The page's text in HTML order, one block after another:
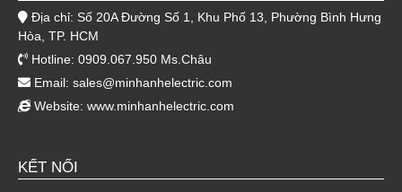
Địa chỉ: Số 20A Đường Số 1, Khu Phố 13, Phường Bình Hưng
Hòa, TP. HCM
Hotline: 0909.067.950 Ms.Châu
Email: sales@minhanhelectric.com
Website: www.minhanhelectric.com
KẾT NỐI